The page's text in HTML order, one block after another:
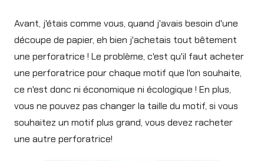
Avant, j'étais comme vous, quand j'avais besoin d'une
découpe de papier, eh bien j'achetais tout bêtement
une perforatrice ! Le problème, c'est qu'il faut acheter
une perforatrice pour chaque motif que l'on souhaite,
ce n'est donc ni économique ni écologique ! En plus,
vous ne pouvez pas changer la taille du motif, si vous
souhaitez un motif plus grand, vous devez racheter
une autre perforatrice!